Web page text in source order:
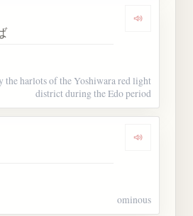
Dengarkan
the harlots of the Yoshiwara red light
district during the Edo period
Dengarkan
ominous